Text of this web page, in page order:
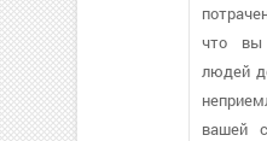
что вы
людей
вашей